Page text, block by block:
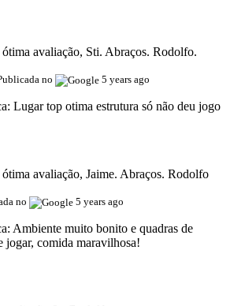
avaliação, Sti. Abraços. Rodolfo.
no 5 years ago
Lugar top otima estrutura só não deu jogo
avaliação, Jaime. Abraços. Rodolfo
no 5 years ago
Ambiente muito bonito e quadras de
jogar, comida maravilhosa!